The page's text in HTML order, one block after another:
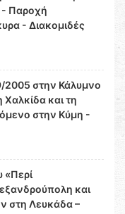
- Παροχή
- Διακομιδές
2005 στην Κάλυμνο
και τη
στην Κύμη -
«Περί
και
στη Λευκάδα –